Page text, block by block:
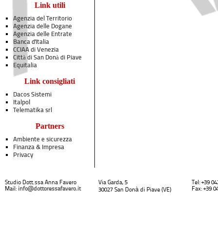
Link utili
Agenzia del Territorio
Agenzia delle Dogane
Agenzia delle Entrate
Banca d'Italia
CCIAA di Venezia
Città di San Donà di Piave
Equitalia
Link consigliati
Dacos Sistemi
Italpol
Telematika srl
Partners
Ambiente e sicurezza
Finanza & Impresa
Privacy
Studio Dott.ssa Anna Favero
Mail: info@dottoressafavero.it
Via Garda, 5
30027 San Donà di Piave (VE)
Tel: +39
Fax: +39